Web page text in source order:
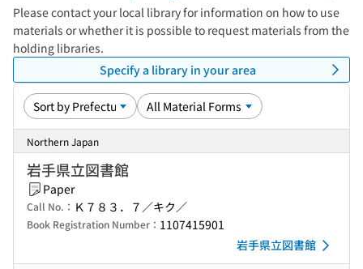
Please contact your local library for information on how to use
materials or whether it is possible to request materials from the
holding libraries.
Specify a library in your area
Northern Japan
岩手県立図書館
Paper
Call No.： Ｋ７８３．７／キク／
Book Registration Number： 1107415901
岩手県立図書館